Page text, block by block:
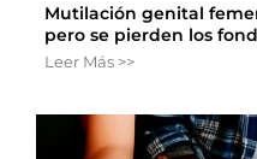
Mutilación genital
pero se pierden los
Leer Más >>